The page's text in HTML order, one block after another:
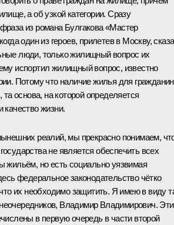
а об узкой категории. Сразу
из романа Булгакова «Мастер
один из героев, прилетев в Москву,
люди, только жилищный вопрос их
испортил жилищный вопрос, известно
Потому что наличие жилья для
та основа, на которой определяется
качество жизни.
реалий, мы прекрасно понимаем,
не является обеспечить всех
жильём, но есть социально уязвимая
федеральное законодательство чётко
их необходимо защитить. Я имею в виду
Владимир Владимирович. Эти
в первую очередь в части второй